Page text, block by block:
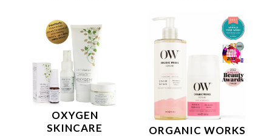
OXYGEN
SKINCARE
ORGANIC WORKS